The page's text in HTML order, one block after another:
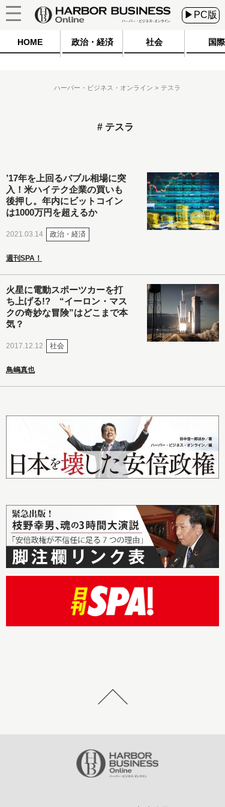
▶PC版
HOME 政治・経済 社会 国際
ハーバー・ビジネス・オンライン テスラ
テスラ
’17年を上回るバブル相場に突
入！米ハイテク企業の買いも
後押し。年内にビットコイン
は1000万円を超えるか
2021.03.14 政治・経済
週刊SPA！
火星に電動スポーツカーを打
ち上げる!? “イーロン・マス
クの奇妙な冒険”はどこまで本
気？
2017.12.12 社会
鳥嶋真也